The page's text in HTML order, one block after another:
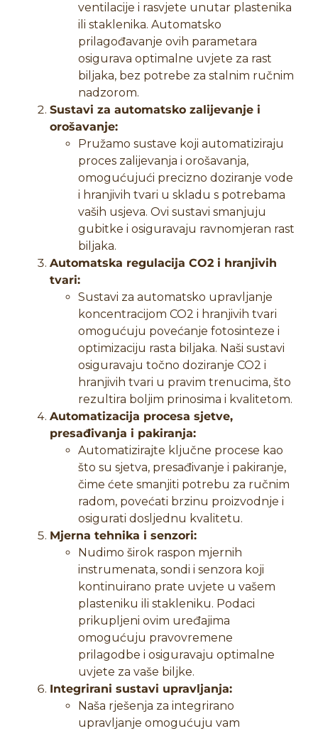
ventilacije i rasvjete unutar plastenika
ili staklenika. Automatsko
prilagođavanje ovih parametara
osigurava optimalne uvjete za rast
biljaka, bez potrebe za stalnim ručnim
nadzorom.
Sustavi za automatsko zalijevanje i
orošavanje:
Pružamo sustave koji automatiziraju
proces zalijevanja i orošavanja,
omogućujući precizno doziranje vode
i hranjivih tvari u skladu s potrebama
vaših usjeva. Ovi sustavi smanjuju
gubitke i osiguravaju ravnomjeran rast
biljaka.
Automatska regulacija CO2 i hranjivih
tvari:
Sustavi za automatsko upravljanje
koncentracijom CO2 i hranjivih tvari
omogućuju povećanje fotosinteze i
optimizaciju rasta biljaka. Naši sustavi
osiguravaju točno doziranje CO2 i
hranjivih tvari u pravim trenucima, što
rezultira boljim prinosima i kvalitetom.
Automatizacija procesa sjetve,
presađivanja i pakiranja:
Automatizirajte ključne procese kao
što su sjetva, presađivanje i pakiranje,
čime ćete smanjiti potrebu za ručnim
radom, povećati brzinu proizvodnje i
osigurati dosljednu kvalitetu.
Mjerna tehnika i senzori:
Nudimo širok raspon mjernih
instrumenata, sondi i senzora koji
kontinuirano prate uvjete u vašem
plasteniku ili stakleniku. Podaci
prikupljeni ovim uređajima
omogućuju pravovremene
prilagodbe i osiguravaju optimalne
uvjete za vaše biljke.
Integrirani sustavi upravljanja:
Naša rješenja za integrirano
upravljanje omogućuju vam